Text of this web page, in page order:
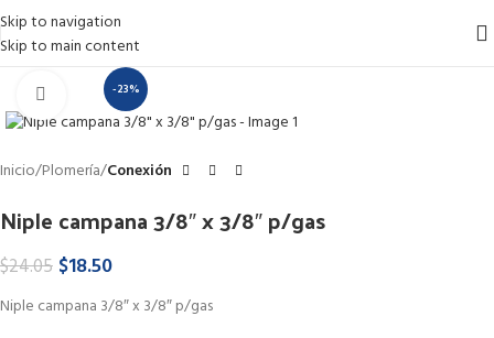
Skip to navigation
Skip to main content
-23%
Haga Click para agrandar
Inicio Plomería Conexión
Niple campana 3/8″ x 3/8″ p/gas
$24.05 $18.50
Niple campana 3/8″ x 3/8″ p/gas